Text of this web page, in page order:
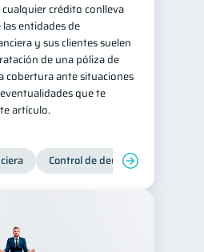
crédito conlleva
entidades de
y sus clientes suelen
de una póliza de
cobertura ante situaciones
que te
artículo.
Control de deudas